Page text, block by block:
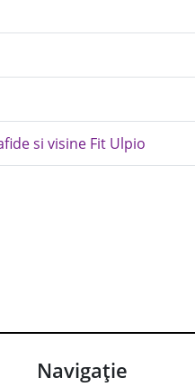
si visine Fit Ulpio
Navigație